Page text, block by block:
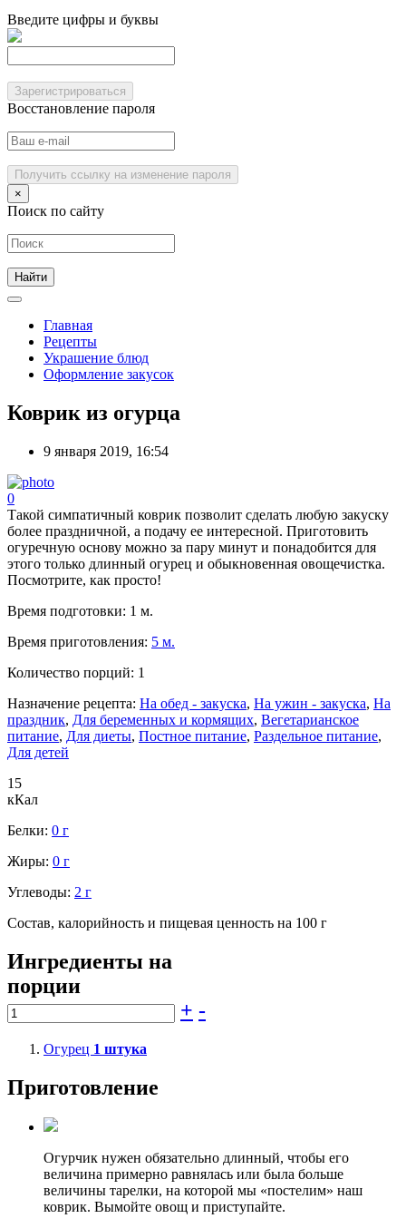
Введите цифры и буквы
Зарегистрироваться
Восстановление пароля
Получить ссылку на изменение пароля
×
Поиск по сайту
Главная
Рецепты
Украшение блюд
Оформление закусок
Коврик из огурца
9 января 2019, 16:54
0
Такой симпатичный коврик позволит сделать любую закуску
более праздничной, а подачу ее интересной. Приготовить
огуречную основу можно за пару минут и понадобится для
этого только длинный огурец и обыкновенная овощечистка.
Посмотрите, как просто!
Время подготовки: 1 м.
Время приготовления: 5 м.
Количество порций: 1
Назначение рецепта: На обед - закуска, На ужин - закуска, На
праздник, Для беременных и кормящих, Вегетарианское
питание, Для диеты, Постное питание, Раздельное питание,
Для детей
15
кКал
Белки: 0 г
Жиры: 0 г
Углеводы: 2 г
Состав, калорийность и пищевая ценность на 100 г
Ингредиенты на
порции
+ -
Огурец 1 штука
Приготовление
Огурчик нужен обязательно длинный, чтобы его
величина примерно равнялась или была больше
величины тарелки, на которой мы «постелим» наш
коврик. Вымойте овощ и приступайте.